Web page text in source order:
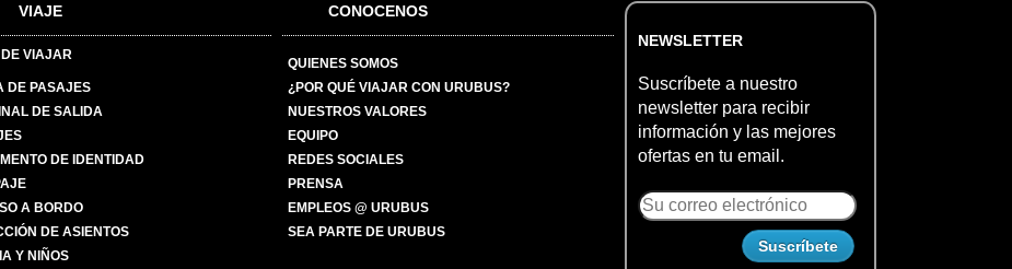
VIAJE
VIAJAR
DE PASAJES
DE SALIDA
DE IDENTIDAD
A BORDO
DE ASIENTOS
Y NIÑOS
CONOCENOS
QUIENES SOMOS
¿POR QUÉ VIAJAR CON URUBUS?
NUESTROS VALORES
EQUIPO
REDES SOCIALES
PRENSA
EMPLEOS @ URUBUS
SEA PARTE DE URUBUS
NEWSLETTER
Suscríbete a nuestro
newsletter para recibir
información y las mejores
ofertas en tu email.